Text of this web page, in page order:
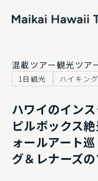
混載ツアー観光ツア
1日観光 ハイキング
ハワイのイン
ピルボックス
ォールアート
グ＆レナーズ